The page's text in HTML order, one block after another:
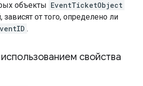
объекты EventTicketObject
зависят от того, определено ли
.
свойства